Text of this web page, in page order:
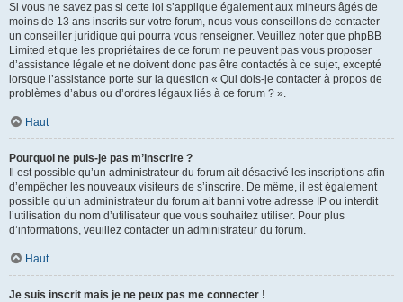
Si vous ne savez pas si cette loi s’applique également aux mineurs âgés de
moins de 13 ans inscrits sur votre forum, nous vous conseillons de contacter
un conseiller juridique qui pourra vous renseigner. Veuillez noter que phpBB
Limited et que les propriétaires de ce forum ne peuvent pas vous proposer
d’assistance légale et ne doivent donc pas être contactés à ce sujet, excepté
lorsque l’assistance porte sur la question « Qui dois-je contacter à propos de
problèmes d’abus ou d’ordres légaux liés à ce forum ? ».
Haut
Pourquoi ne puis-je pas m’inscrire ?
Il est possible qu’un administrateur du forum ait désactivé les inscriptions afin
d’empêcher les nouveaux visiteurs de s’inscrire. De même, il est également
possible qu’un administrateur du forum ait banni votre adresse IP ou interdit
l’utilisation du nom d’utilisateur que vous souhaitez utiliser. Pour plus
d’informations, veuillez contacter un administrateur du forum.
Haut
Je suis inscrit mais je ne peux pas me connecter !